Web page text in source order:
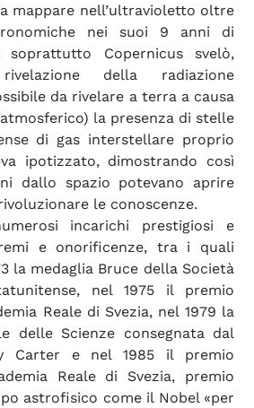
mappare nell’ultravioletto oltre
nei suoi 9 anni di
soprattutto Copernicus svelò,
della radiazione
da rivelare a terra a causa
la presenza di stelle
di gas interstellare proprio
ipotizzato, dimostrando così
dallo spazio potevano aprire
le conoscenze.
incarichi prestigiosi e
e onorificenze, tra i quali
la medaglia Bruce della Società
nel 1975 il premio
Reale di Svezia, nel 1979 la
delle Scienze consegnata dal
Carter e nel 1985 il premio
Reale di Svezia, premio
astrofisico come il Nobel «per